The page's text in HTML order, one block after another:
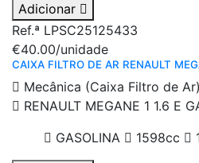
Adicionar
Ref.ª LPSC25125433
€40.00/unidade
CAIXA FILTRO DE AR RENAULT
Mecânica (Caixa Filtro de Ar)
RENAULT MEGANE 1 1.6 E
GASOLINA
1598cc